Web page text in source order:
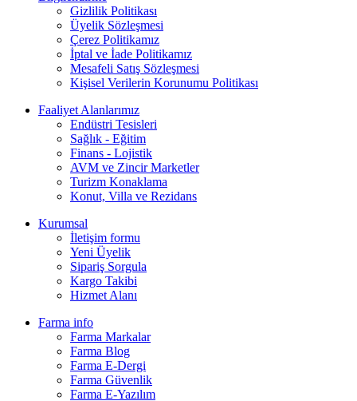
Gizlilik Politikası
Üyelik Sözleşmesi
Çerez Politikamız
İptal ve İade Politikamız
Mesafeli Satış Sözleşmesi
Kişisel Verilerin Korunumu Politikası
Faaliyet Alanlarımız
Endüstri Tesisleri
Sağlık - Eğitim
Finans - Lojistik
AVM ve Zincir Marketler
Turizm Konaklama
Konut, Villa ve Rezidans
Kurumsal
İletişim formu
Yeni Üyelik
Sipariş Sorgula
Kargo Takibi
Hizmet Alanı
Farma info
Farma Markalar
Farma Blog
Farma E-Dergi
Farma Güvenlik
Farma E-Yazılım